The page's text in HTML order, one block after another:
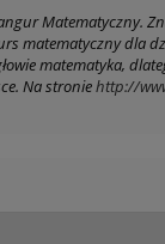
Matematyczny.
matematyczny dla
matematyka,
Na stroniehttp://